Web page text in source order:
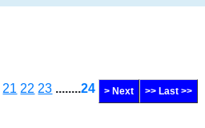
21 22 23 ........24 > Next >> Last >>